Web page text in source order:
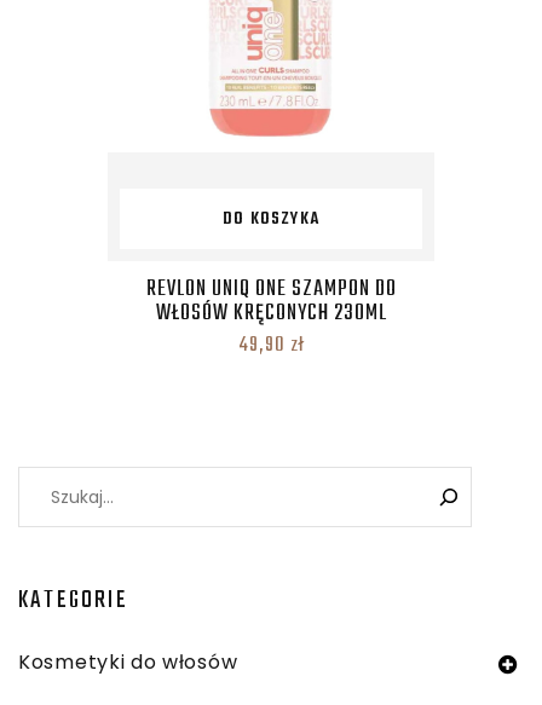
DO KOSZYKA
REVLON UNIQ ONE SZAMPON DO
WŁOSÓW KRĘCONYCH 230ML
49,90 zł
KATEGORIE
Kosmetyki do włosów